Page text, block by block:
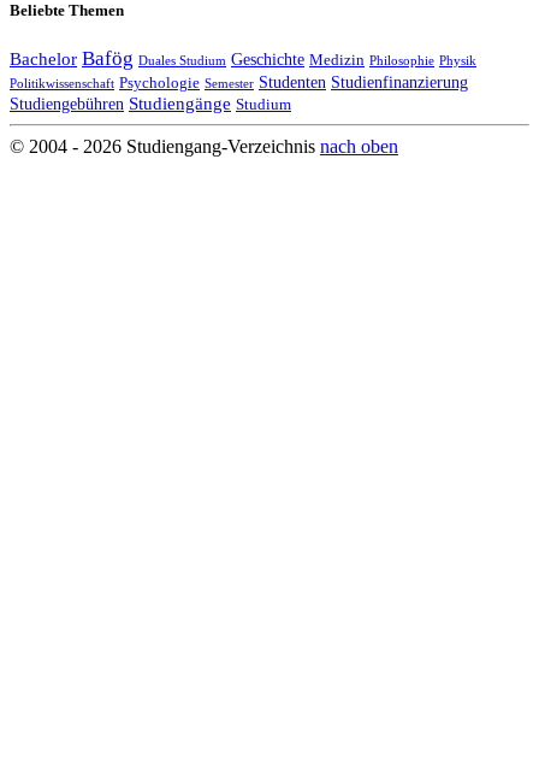
Beliebte Themen
Bachelor Bafög Duales Studium Geschichte Medizin Philosophie Physik
Politikwissenschaft Psychologie Semester Studenten Studienfinanzierung
Studiengebühren Studiengänge Studium
© 2004 - 2026 Studiengang-Verzeichnis nach oben